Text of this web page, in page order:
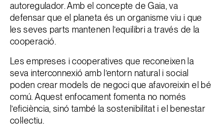
autoregulador. Amb el concepte de Gaia, va
defensar que el planeta és un organisme viu i que
les seves parts mantenen l’equilibri a través de la
cooperació.
Les empreses i cooperatives que reconeixen la
seva interconnexió amb l’entorn natural i social
poden crear models de negoci que afavoreixin el bé
comú. Aquest enfocament fomenta no només
l’eficiència, sinó també la sostenibilitat i el benestar
col·lectiu.